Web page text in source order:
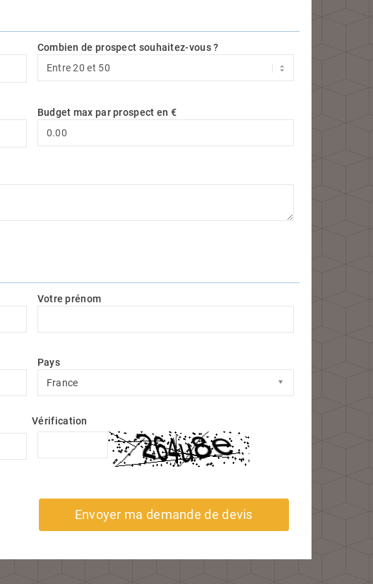
Combien de prospect souhaitez-vous ?
Budget max par prospect en €
Votre prénom
Pays
France
Pays
Vérification
Envoyer ma demande de devis